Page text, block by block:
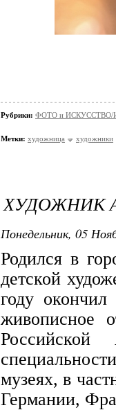
Рубрики: ФОТО и ИСКУССТВО/
Метки: художница художники
ХУДОЖНИК
Понедельник, 05
Родился в
детской
году окончил
живописное
музеях, в
Германии,